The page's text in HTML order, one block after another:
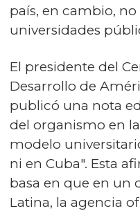
país, en cambio,
universidades
El presidente del
Desarrollo de
publicó una nota
del organismo en
modelo
ni en Cuba". Esta
basa en que en un
Latina, la agencia